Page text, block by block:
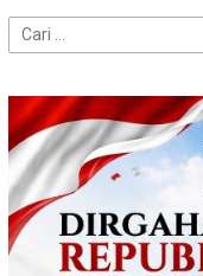
Cari
untuk: